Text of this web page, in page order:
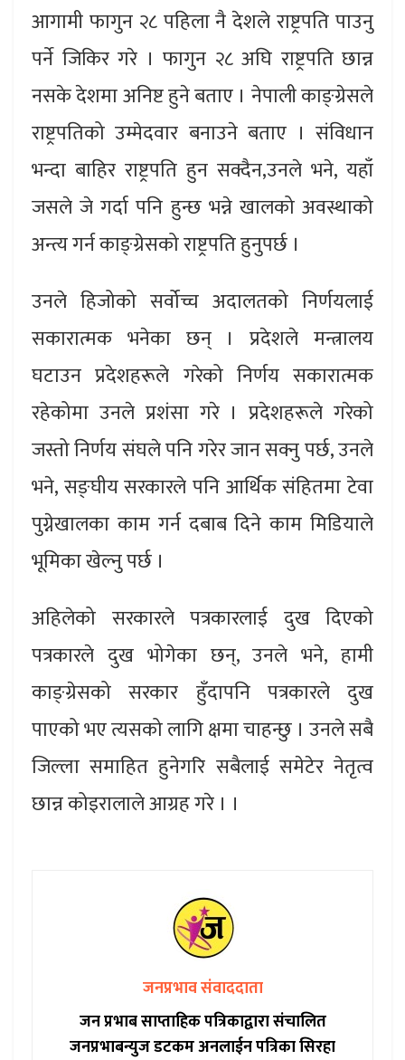
आगामी फागुन २८ पहिला नै देशले राष्ट्रपति पाउनु
पर्ने जिकिर गरे । फागुन २८ अघि राष्ट्रपति छान्न
नसके देशमा अनिष्ट हुने बताए । नेपाली काङ्ग्रेसले
राष्ट्रपतिको उम्मेदवार बनाउने बताए । संविधान
भन्दा बाहिर राष्ट्रपति हुन सक्दैन,उनले भने, यहाँ
जसले जे गर्दा पनि हुन्छ भन्ने खालको अवस्थाको
अन्त्य गर्न काङ्ग्रेसको राष्ट्रपति हुनुपर्छ ।
उनले हिजोको सर्वोच्च अदालतको निर्णयलाई
सकारात्मक भनेका छन् । प्रदेशले मन्त्रालय
घटाउन प्रदेशहरूले गरेको निर्णय सकारात्मक
रहेकोमा उनले प्रशंसा गरे । प्रदेशहरूले गरेको
जस्तो निर्णय संघले पनि गरेर जान सक्नु पर्छ, उनले
भने, सङ्घीय सरकारले पनि आर्थिक संहितमा टेवा
पुग्नेखालका काम गर्न दबाब दिने काम मिडियाले
भूमिका खेल्नु पर्छ ।
अहिलेको सरकारले पत्रकारलाई दुख दिएको
पत्रकारले दुख भोगेका छन्, उनले भने, हामी
काङ्ग्रेसको सरकार हुँदापनि पत्रकारले दुख
पाएको भए त्यसको लागि क्षमा चाहन्छु । उनले सबै
जिल्ला समाहित हुनेगरि सबैलाई समेटेर नेतृत्व
छान्न कोइरालाले आग्रह गरे । ।
जनप्रभाव संवाददाता
जन प्रभाब साप्ताहिक पत्रिकाद्वारा संचालित
जनप्रभाबन्युज डटकम अनलाईन पत्रिका सिरहा